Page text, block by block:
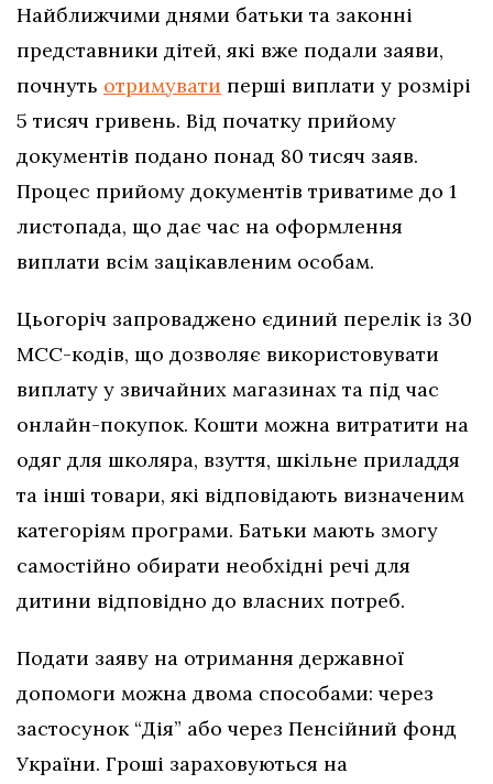
Найближчими днями батьки та законні
представники дітей, які вже подали заяви,
почнуть отримувати перші виплати у розмірі
5 тисяч гривень. Від початку прийому
документів подано понад 80 тисяч заяв.
Процес прийому документів триватиме до 1
листопада, що дає час на оформлення
виплати всім зацікавленим особам.
Цьогоріч запроваджено єдиний перелік із 30
МСС-кодів, що дозволяє використовувати
виплату у звичайних магазинах та під час
онлайн-покупок. Кошти можна витратити на
одяг для школяра, взуття, шкільне приладдя
та інші товари, які відповідають визначеним
категоріям програми. Батьки мають змогу
самостійно обирати необхідні речі для
дитини відповідно до власних потреб.
Подати заяву на отримання державної
допомоги можна двома способами: через
застосунок “Дія” або через Пенсійний фонд
України. Гроші зараховуються на